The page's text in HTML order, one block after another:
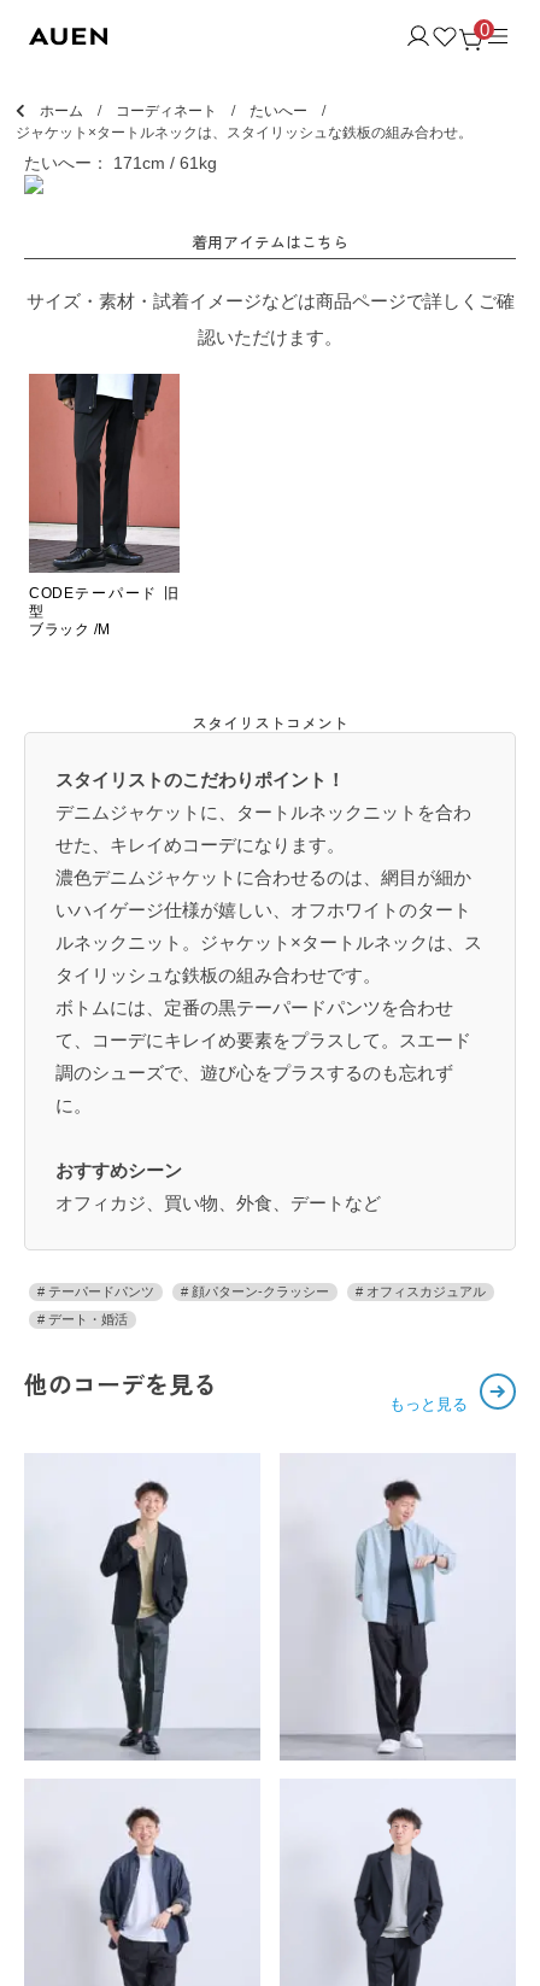
0
ホーム コーディネート
たいへー
ジャケット×タートルネックは、スタイリッシュな鉄板の組み合わせ。
たいへー： 171cm / 61kg
着用アイテムはこちら
サイズ・素材・試着イメージなどは商品ページで詳しくご確
認いただけます。
CODEテーパード 旧
型
ブラック /M
スタイリストコメント
スタイリストのこだわりポイント！
デニムジャケットに、タートルネックニットを合わ
せた、キレイめコーデになります。
濃色デニムジャケットに合わせるのは、網目が細か
いハイゲージ仕様が嬉しい、オフホワイトのタート
ルネックニット。ジャケット×タートルネックは、ス
タイリッシュな鉄板の組み合わせです。
ボトムには、定番の黒テーパードパンツを合わせ
て、コーデにキレイめ要素をプラスして。スエード
調のシューズで、遊び心をプラスするのも忘れず
に。
おすすめシーン
オフィカジ、買い物、外食、デートなど
テーパードパンツ 顔パターン-クラッシー
オフィスカジュアル
デート・婚活
他のコーデを見る
もっと見る